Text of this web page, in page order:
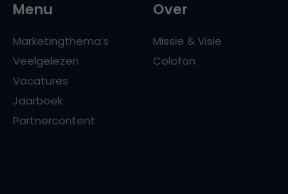
Menu
Marketingthema’s
Veelgelezen
Vacatures
Jaarboek
Partnercontent
Over
Missie & Visie
Colofon